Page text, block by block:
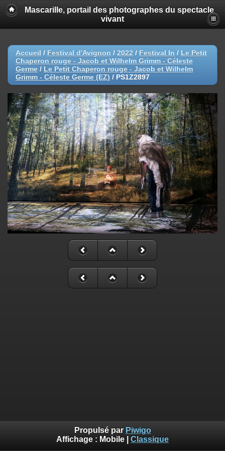
Mascarille, portail des photographes du spectacle
vivant
Accueil / Festival d'Avignon / 2022 / Festival In / Le Petit
Chaperon rouge - Jacob et Wilhelm Grimm - Céleste
Germe / Le Petit Chaperon rouge - Jacob et Wilhelm
Grimm - Céleste Germe (EZ) / PS1Z2897
Propulsé par Piwigo
Affichage : Mobile Classique